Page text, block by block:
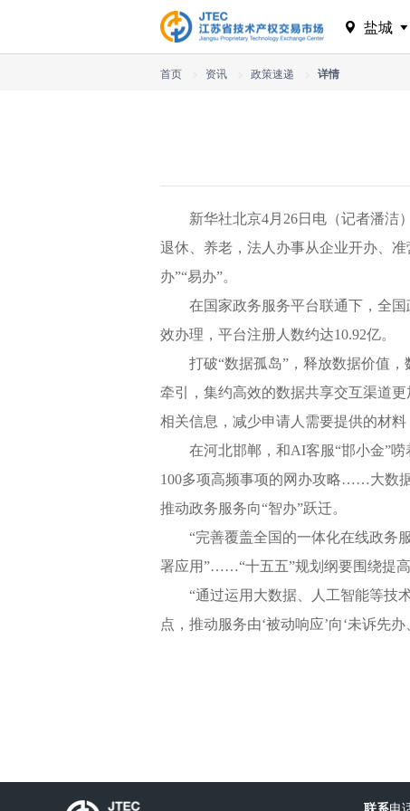
盐城
首页 资讯 政策速递 详情
新华社北京4月26日电（记者潘洁
退休、养老，法人办事从企业开办、
办”“易办”。
在国家政务服务平台联通下，全
效办理，平台注册人数约达10.92亿。
打破“数据孤岛”，释放数据价值
牵引，集约高效的数据共享交互渠道
相关信息，减少申请人需要提供的材
在河北邯郸，和AI客服“邯小金”
100多项高频事项的网办攻略……大数
推动政务服务向“智办”跃迁。
“完善覆盖全国的一体化在线政务
署应用”……“十五五”规划纲要围绕提
“通过运用大数据、人工智能等技
点，推动服务由‘被动响应’向‘未诉先
联系电